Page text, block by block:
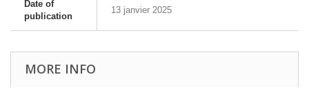
Date of
publication
13 janvier 2025
MORE INFO